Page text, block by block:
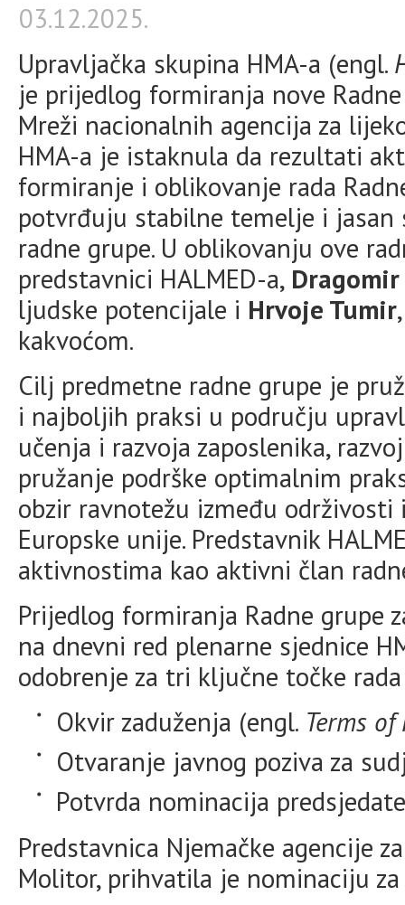
03.12.2025.
Upravljačka skupina HMA-a (engl.
je prijedlog formiranja nove
Mreži nacionalnih agencija za
HMA-a je istaknula da rezultati
formiranje i oblikovanje rada
potvrđuju stabilne temelje i jasan
radne grupe. U oblikovanju ove
predstavnici HALMED-a,
ljudske potencijale i Hrvoje Tumir
kakvoćom.
Cilj predmetne radne grupe je
i najboljih praksi u području
učenja i razvoja zaposlenika,
pružanje podrške optimalnim
obzir ravnotežu između
Europske unije. Predstavnik
aktivnostima kao aktivni član
Prijedlog formiranja Radne grupe
na dnevni red plenarne sjednice
odobrenje za tri ključne točke
Okvir zaduženja (engl. Terms of
Otvaranje javnog poziva za
Potvrda nominacija
Predstavnica Njemačke agencije
Molitor, prihvatila je nominaciju